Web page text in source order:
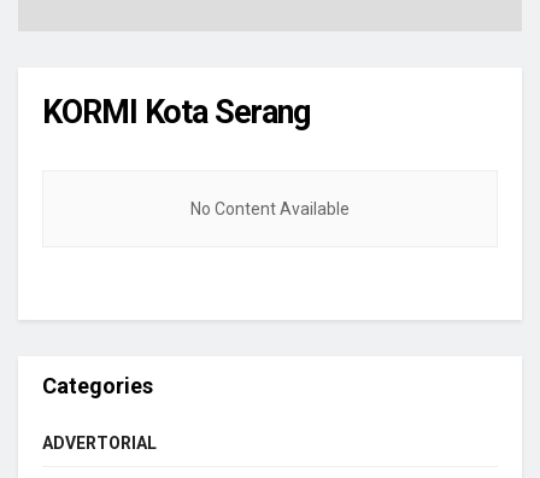
KORMI Kota Serang
No Content Available
Categories
ADVERTORIAL